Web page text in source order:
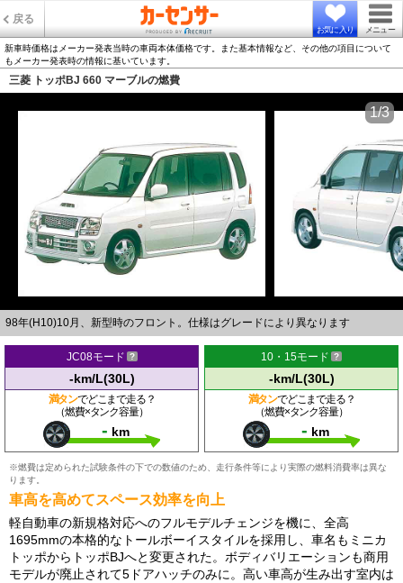
戻る
お気に入り メニュー
新車時価格はメーカー発表当時の車両本体価格です。また基本情報など、その他の項目について
もメーカー発表時の情報に基いています。
三菱 トッポBJ 660 マーブルの燃費
98年(H10)10月、新型時のフロント。仕様はグレードにより異なります
1/3
JC08モード
-km/L(30L)
満タンでどこまで走る？
（燃費×タンク容量）
- km
10・15モード
-km/L(30L)
満タンでどこまで走る？
（燃費×タンク容量）
- km
※燃費は定められた試験条件の下での数値のため、走行条件等により実際の燃料消費率は異な
ります。
車高を高めてスペース効率を向上
軽自動車の新規格対応へのフルモデルチェンジを機に、全高
1695mmの本格的なトールボーイスタイルを採用し、車名もミニカ
トッポからトッポBJへと変更された。ボディバリエーションも商用
モデルが廃止されて5ドアハッチのみに。高い車高が生み出す室内は